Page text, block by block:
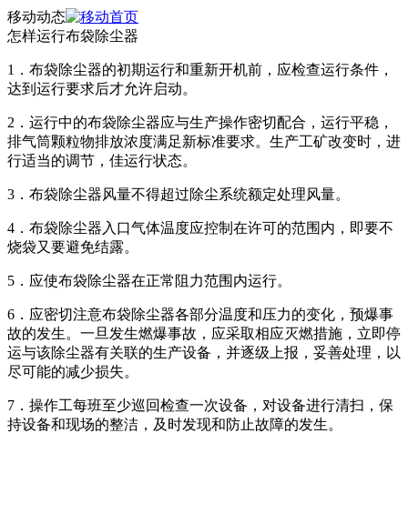
移动动态
怎样运行布袋除尘器
1．布袋除尘器的初期运行和重新开机前，应检查运行条件，
达到运行要求后才允许启动。
2．运行中的布袋除尘器应与生产操作密切配合，运行平稳，
排气筒颗粒物排放浓度满足新标准要求。生产工矿改变时，进
行适当的调节， 佳运行状态。
3．布袋除尘器风量不得超过除尘系统额定处理风量。
4．布袋除尘器入口气体温度应控制在许可的范围内，即要不
烧袋又要避免结露。
5．应使布袋除尘器在正常阻力范围内运行。
6．应密切注意布袋除尘器各部分温度和压力的变化，预爆事
故的发生。一旦发生燃爆事故，应采取相应灭燃措施，立即停
运与该除尘器有关联的生产设备，并逐级上报，妥善处理，以
尽可能的减少损失。
7．操作工每班至少巡回检查一次设备，对设备进行清扫，保
持设备和现场的整洁，及时发现和防止故障的发生。